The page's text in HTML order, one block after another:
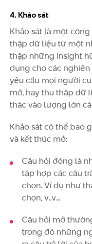
4. Khảo sát
Khảo sát là một
thập dữ liệu từ một
thập những insight
dụng cho các
yêu cầu mọi người
mở, hay thu thập dữ
thác vào lượng lớn
Khảo sát có thể bao
và kết thúc mở:
Câu hỏi đóng là
tập hợp các câu
chọn. Ví dụ như
chọn, v..v…
Câu hỏi mở
trong đó những